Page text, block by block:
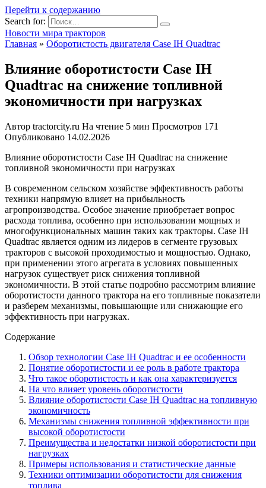
Перейти к содержанию
Search for:
Новости мира тракторов
Главная » Оборотистость двигателя Case IH Quadtrac
Влияние оборотистости Case IH
Quadtrac на снижение топливной
экономичности при нагрузках
Автор tractorcity.ru На чтение 5 мин Просмотров 171
Опубликовано 14.02.2026
Влияние оборотистости Case IH Quadtrac на снижение
топливной экономичности при нагрузках
В современном сельском хозяйстве эффективность работы
техники напрямую влияет на прибыльность
агропроизводства. Особое значение приобретает вопрос
расхода топлива, особенно при использовании мощных и
многофункциональных машин таких как тракторы. Case IH
Quadtrac является одним из лидеров в сегменте грузовых
тракторов с высокой проходимостью и мощностью. Однако,
при применении этого агрегата в условиях повышенных
нагрузок существует риск снижения топливной
экономичности. В этой статье подробно рассмотрим влияние
оборотистости данного трактора на его топливные показатели
и разберем механизмы, повышающие или снижающие его
эффективность при нагрузках.
Содержание
Обзор технологии Case IH Quadtrac и ее особенности
Понятие оборотистости и ее роль в работе трактора
Что такое оборотистость и как она характеризуется
На что влияет уровень оборотистости
Влияние оборотистости Case IH Quadtrac на топливную
экономичность
Механизмы снижения топливной эффективности при
высокой оборотистости
Преимущества и недостатки низкой оборотистости при
нагрузках
Примеры использования и статистические данные
Техники оптимизации оборотистости для снижения
топлива